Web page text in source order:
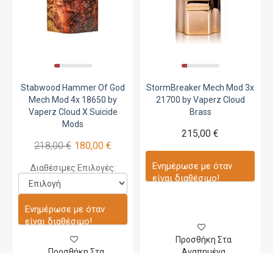
Stabwood Hammer Of God
Mech Mod 4x 18650 by
Vaperz Cloud X Suicide
Mods
218,00 € 180,00 €
Διαθέσιμες Επιλογές:
Ενημέρωσε με όταν
είναι διαθέσιμο!
StormBreaker Mech Mod 3x
21700 by Vaperz Cloud
Brass
215,00 €
Ενημέρωσε με όταν
είναι διαθέσιμο!
Προσθήκη Στα